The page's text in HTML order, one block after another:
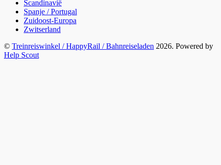
Scandinavië
Spanje / Portugal
Zuidoost-Europa
Zwitserland
© Treinreiswinkel / HappyRail / Bahnreiseladen 2026. Powered by
Help Scout